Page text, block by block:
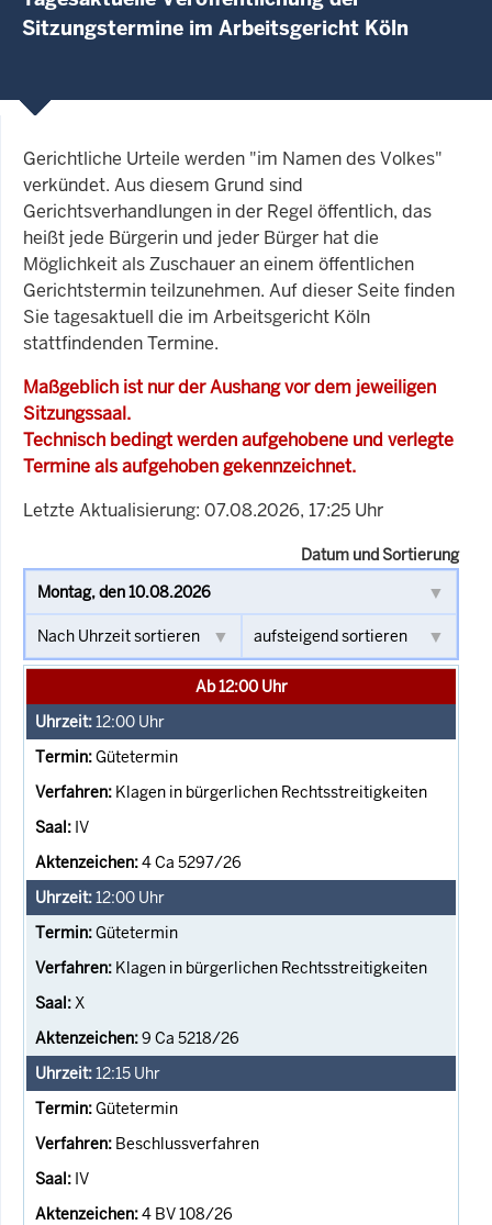
Sitzungstermine im Arbeitsgericht Köln
Gerichtliche Urteile werden "im Namen des Volkes"
verkündet. Aus diesem Grund sind
Gerichtsverhandlungen in der Regel öffentlich, das
heißt jede Bürgerin und jeder Bürger hat die
Möglichkeit als Zuschauer an einem öffentlichen
Gerichtstermin teilzunehmen. Auf dieser Seite finden
Sie tagesaktuell die im Arbeitsgericht Köln
stattfindenden Termine.
Maßgeblich ist nur der Aushang vor dem jeweiligen
Sitzungssaal.
Technisch bedingt werden aufgehobene und verlegte
Termine als aufgehoben gekennzeichnet.
Letzte Aktualisierung: 07.08.2026, 17:25 Uhr
Datum und Sortierung
Ab 12:00 Uhr
12:00 Uhr
Gütetermin
Klagen in bürgerlichen Rechtsstreitigkeiten
IV
4 Ca 5297/26
12:00 Uhr
Gütetermin
Klagen in bürgerlichen Rechtsstreitigkeiten
X
9 Ca 5218/26
12:15 Uhr
Gütetermin
Beschlussverfahren
IV
4 BV 108/26